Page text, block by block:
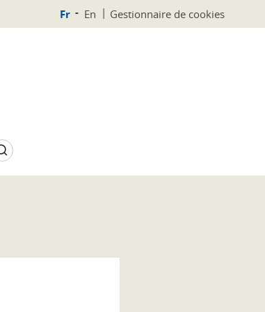
Fr En Gestionnaire de cookies
Rechercher